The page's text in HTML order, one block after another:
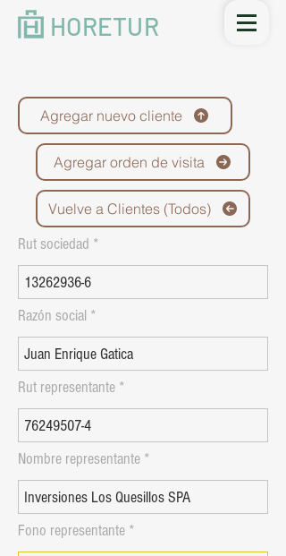
HORETUR
Agregar nuevo cliente
Agregar orden de visita
Vuelve a Clientes (Todos)
Rut sociedad
Razón social
Rut representante
Nombre representante
Fono representante